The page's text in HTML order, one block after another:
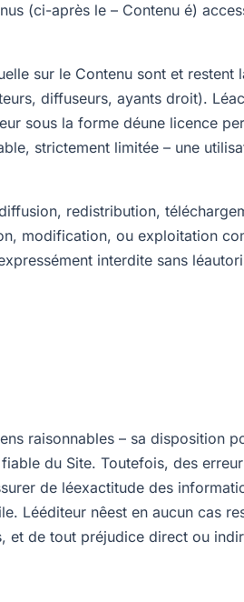
(ci-après le – Contenu é)
sur le Contenu sont et restent
diffuseurs, ayants droit).
sous la forme déune licence
strictement limitée – une
redistribution,
modification, ou exploitation
interdite sans
raisonnables – sa disposition
du Site. Toutefois, des
de léexactitude des
Lééditeur nêest en aucun cas
et de tout préjudice direct ou